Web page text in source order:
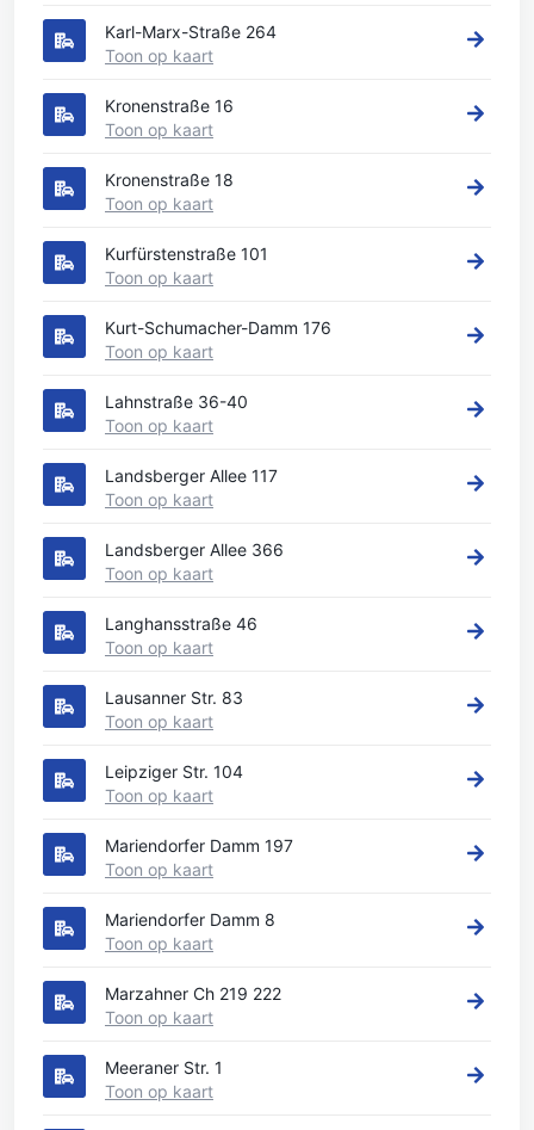
Karl-Marx-Straße 264
Toon op kaart
Kronenstraße 16
Toon op kaart
Kronenstraße 18
Toon op kaart
Kurfürstenstraße 101
Toon op kaart
Kurt-Schumacher-Damm 176
Toon op kaart
Lahnstraße 36-40
Toon op kaart
Landsberger Allee 117
Toon op kaart
Landsberger Allee 366
Toon op kaart
Langhansstraße 46
Toon op kaart
Lausanner Str. 83
Toon op kaart
Leipziger Str. 104
Toon op kaart
Mariendorfer Damm 197
Toon op kaart
Mariendorfer Damm 8
Toon op kaart
Marzahner Ch 219 222
Toon op kaart
Meeraner Str. 1
Toon op kaart